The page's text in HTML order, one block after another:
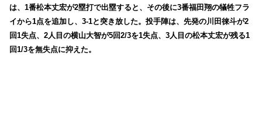
は、1番松本丈宏が2塁打で出塁すると、その後に3番福田翔の犠牲フラ
イから1点を追加し、3-1と突き放した。投手陣は、先発の川田徠斗が2
回1失点、2人目の横山大智が5回2/3を1失点、3人目の松本丈宏が残る1
回1/3を無失点に抑えた。